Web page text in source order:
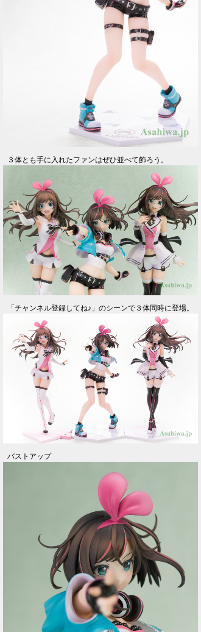
３体とも手に入れたファンはぜひ並べて飾ろう。
「チャンネル登録してね♪」のシーンで３体同時に登場。
バストアップ